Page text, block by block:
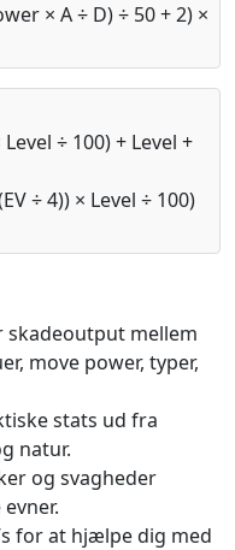
× A ÷ D) ÷ 50 + 2) ×
Level ÷ 100) + Level +
÷ 4)) × Level ÷ 100)
skadeoutput mellem
move power, typer,
stats ud fra
natur.
og svagheder
for at hjælpe dig med